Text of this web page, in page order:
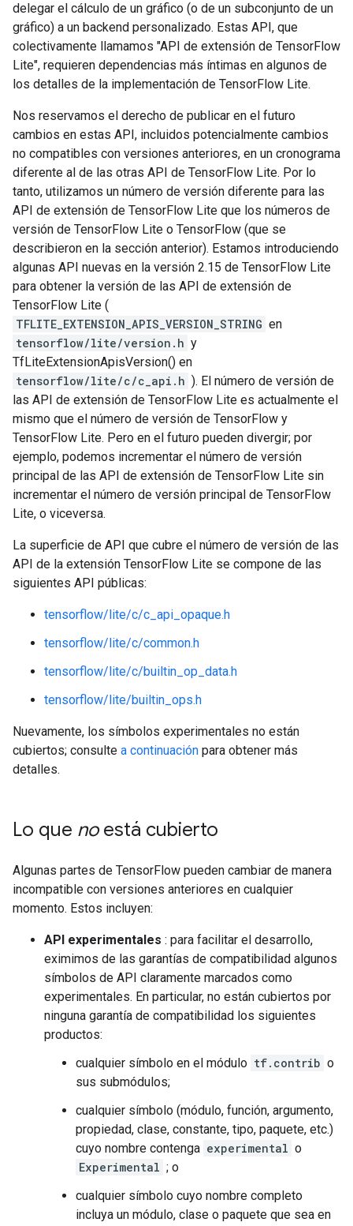
delegar el cálculo de un gráfico (o de un subconjunto de un
gráfico) a un backend personalizado. Estas API, que
colectivamente llamamos "API de extensión de TensorFlow
Lite", requieren dependencias más íntimas en algunos de
los detalles de la implementación de TensorFlow Lite.
Nos reservamos el derecho de publicar en el futuro
cambios en estas API, incluidos potencialmente cambios
no compatibles con versiones anteriores, en un cronograma
diferente al de las otras API de TensorFlow Lite. Por lo
tanto, utilizamos un número de versión diferente para las
API de extensión de TensorFlow Lite que los números de
versión de TensorFlow Lite o TensorFlow (que se
describieron en la sección anterior). Estamos introduciendo
algunas API nuevas en la versión 2.15 de TensorFlow Lite
para obtener la versión de las API de extensión de
TensorFlow Lite (
TFLITE_EXTENSION_APIS_VERSION_STRING en
tensorflow/lite/version.h y
TfLiteExtensionApisVersion() en
tensorflow/lite/c/c_api.h ). El número de versión de
las API de extensión de TensorFlow Lite es actualmente el
mismo que el número de versión de TensorFlow y
TensorFlow Lite. Pero en el futuro pueden divergir; por
ejemplo, podemos incrementar el número de versión
principal de las API de extensión de TensorFlow Lite sin
incrementar el número de versión principal de TensorFlow
Lite, o viceversa.
La superficie de API que cubre el número de versión de las
API de la extensión TensorFlow Lite se compone de las
siguientes API públicas:
tensorflow/lite/c/c_api_opaque.h
tensorflow/lite/c/common.h
tensorflow/lite/c/builtin_op_data.h
tensorflow/lite/builtin_ops.h
Nuevamente, los símbolos experimentales no están
cubiertos; consulte a continuación para obtener más
detalles.
Lo que noestá cubierto
Algunas partes de TensorFlow pueden cambiar de manera
incompatible con versiones anteriores en cualquier
momento. Estos incluyen:
API experimentales : para facilitar el desarrollo,
eximimos de las garantías de compatibilidad algunos
símbolos de API claramente marcados como
experimentales. En particular, no están cubiertos por
ninguna garantía de compatibilidad los siguientes
productos:
cualquier símbolo en el módulo tf.contrib o
sus submódulos;
cualquier símbolo (módulo, función, argumento,
propiedad, clase, constante, tipo, paquete, etc.)
cuyo nombre contenga experimental o
Experimental ; o
cualquier símbolo cuyo nombre completo
incluya un módulo, clase o paquete que sea en